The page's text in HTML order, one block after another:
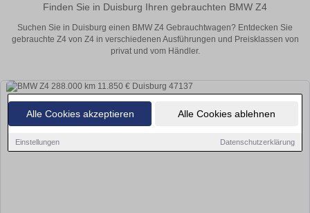
Alle Cookies akzeptieren Alle Cookies ablehnen
Einstellungen Datenschutzerklärung
Finden Sie in Duisburg Ihren gebrauchten BMW Z4
Suchen Sie in Duisburg einen BMW Z4 Gebrauchtwagen? Entdecken Sie
gebrauchte Z4 von Z4 in verschiedenen Ausführungen und Preisklassen von
privat und vom Händler.